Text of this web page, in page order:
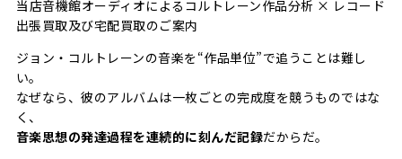
――当店音機館オーディオによるコルトレーン作品分析 × レコード
出張買取及び宅配買取のご案内
ジョン・コルトレーンの音楽を“作品単位”で追うことは難し
い。
なぜなら、彼のアルバムは一枚ごとの完成度を競うものではな
く、
音楽思想の発達過程を連続的に刻んだ記録だからだ。